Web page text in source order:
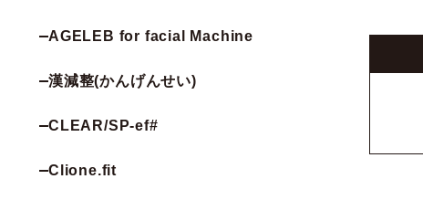
AGELEB for facial Machine
漢減整(かんげんせい)
CLEAR/SP-ef#
Clione.fit